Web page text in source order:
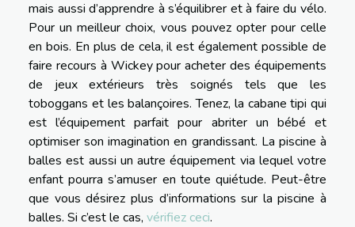
mais aussi d’apprendre à s’équilibrer et à faire du vélo.
Pour un meilleur choix, vous pouvez opter pour celle
en bois. En plus de cela, il est également possible de
faire recours à Wickey pour acheter des équipements
de jeux extérieurs très soignés tels que les
toboggans et les balançoires. Tenez, la cabane tipi qui
est l’équipement parfait pour abriter un bébé et
optimiser son imagination en grandissant. La piscine à
balles est aussi un autre équipement via lequel votre
enfant pourra s’amuser en toute quiétude. Peut-être
que vous désirez plus d’informations sur la piscine à
balles. Si c’est le cas, vérifiez ceci.